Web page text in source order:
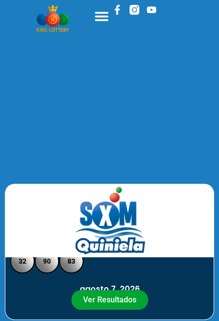
Quiniela SXM - Medio Día
32 90 83
agosto 7, 2026
Ver Resultados